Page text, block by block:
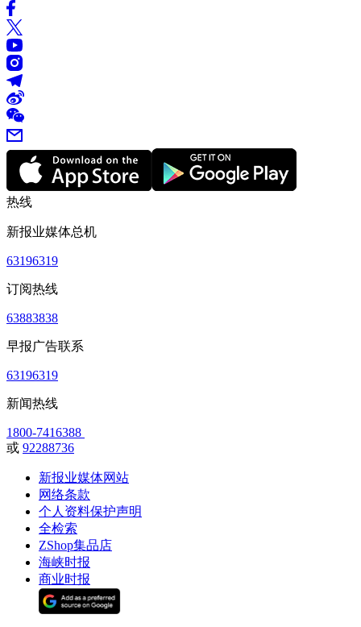
热线
新报业媒体总机
63196319
订阅热线
63883838
早报广告联系
63196319
新闻热线
1800-7416388
或 92288736
新报业媒体网站
网络条款
个人资料保护声明
全检索
ZShop集品店
海峡时报
商业时报